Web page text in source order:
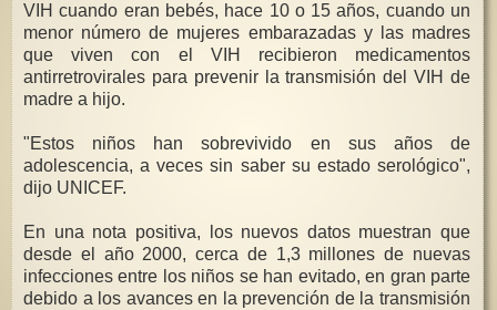
VIH cuando eran bebés, hace 10 o 15 años, cuando un
menor número de mujeres embarazadas y las madres
que viven con el VIH recibieron medicamentos
antirretrovirales para prevenir la transmisión del VIH de
madre a hijo.
"Estos niños han sobrevivido en sus años de
adolescencia, a veces sin saber su estado serológico",
dijo UNICEF.
En una nota positiva, los nuevos datos muestran que
desde el año 2000, cerca de 1,3 millones de nuevas
infecciones entre los niños se han evitado, en gran parte
debido a los avances en la prevención de la transmisión